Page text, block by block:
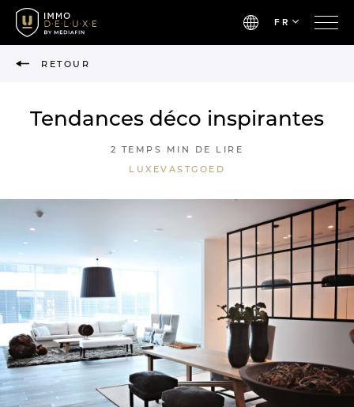
FR
RETOUR
Tendances déco inspirantes
2 TEMPS MIN DE LIRE
LUXEVASTGOED